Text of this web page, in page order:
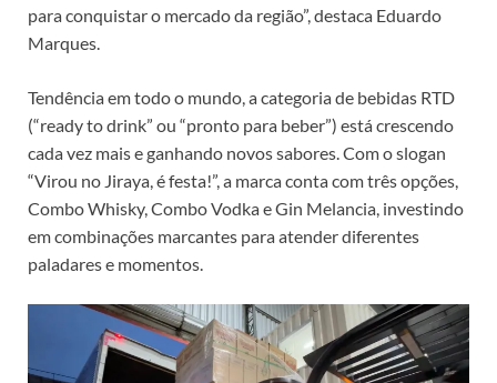
para conquistar o mercado da região”, destaca Eduardo
Marques.
Tendência em todo o mundo, a categoria de bebidas RTD
(“ready to drink” ou “pronto para beber”) está crescendo
cada vez mais e ganhando novos sabores. Com o slogan
“Virou no Jiraya, é festa!”, a marca conta com três opções,
Combo Whisky, Combo Vodka e Gin Melancia, investindo
em combinações marcantes para atender diferentes
paladares e momentos.